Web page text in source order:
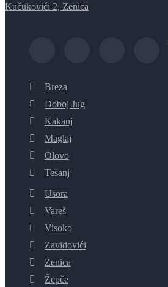
Kučukovići 2, Zenica
Breza
Doboj Jug
Kakanj
Maglaj
Olovo
Tešanj
Usora
Vareš
Visoko
Zavidovići
Zenica
Žepče